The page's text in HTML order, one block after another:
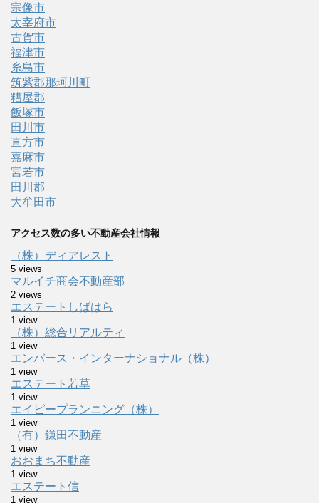
宗像市
太宰府市
古賀市
福津市
糸島市
筑紫郡那珂川町
糟屋郡
飯塚市
田川市
直方市
嘉麻市
宮若市
田川郡
大牟田市
アクセス数の多い不動産会社情報
（株）ディアレスト
5 views
マルイチ商会不動産部
2 views
エステートしばはら
1 view
（株）総合リアルティ
1 view
エンバース・インターナショナル（株）
1 view
エステート若草
1 view
エイピープランニング（株）
1 view
（有）鎌田不動産
1 view
おおまち不動産
1 view
エステート信
1 view